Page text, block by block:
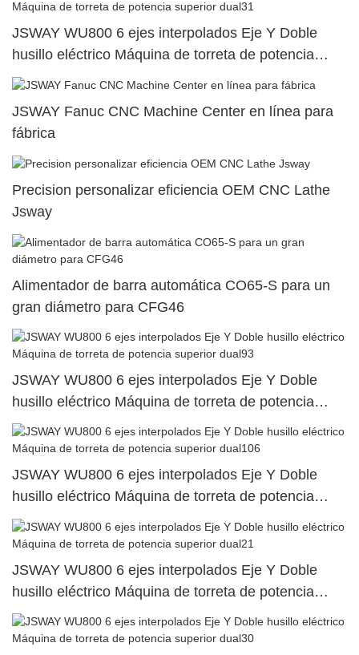
JSWAY WU800 6 ejes interpolados Eje Y Doble
husillo eléctrico Máquina de torreta de potencia
superior dual31
JSWAY Fanuc CNC Machine Center en línea para
fábrica
Precision personalizar eficiencia OEM CNC Lathe
Jsway
Alimentador de barra automática CO65-S para un
gran diámetro para CFG46
JSWAY WU800 6 ejes interpolados Eje Y Doble
husillo eléctrico Máquina de torreta de potencia
superior dual93
JSWAY WU800 6 ejes interpolados Eje Y Doble
husillo eléctrico Máquina de torreta de potencia
superior dual106
JSWAY WU800 6 ejes interpolados Eje Y Doble
husillo eléctrico Máquina de torreta de potencia
superior dual21